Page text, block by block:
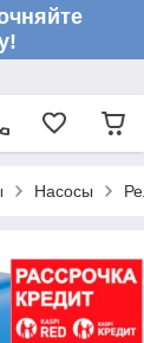
Насосы